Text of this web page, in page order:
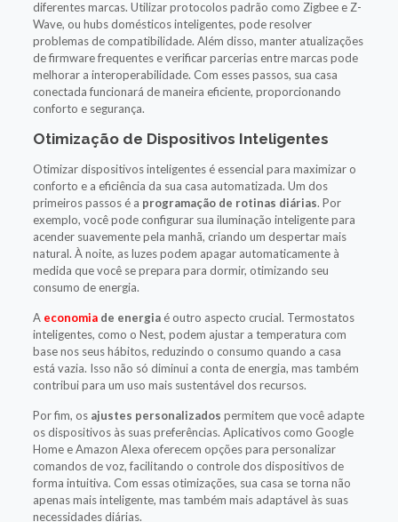
diferentes marcas. Utilizar protocolos padrão como Zigbee e Z-
Wave, ou hubs domésticos inteligentes, pode resolver
problemas de compatibilidade. Além disso, manter atualizações
de firmware frequentes e verificar parcerias entre marcas pode
melhorar a interoperabilidade. Com esses passos, sua casa
conectada funcionará de maneira eficiente, proporcionando
conforto e segurança.
Otimização de Dispositivos Inteligentes
Otimizar dispositivos inteligentes é essencial para maximizar o
conforto e a eficiência da sua casa automatizada. Um dos
primeiros passos é a programação de rotinas diárias. Por
exemplo, você pode configurar sua iluminação inteligente para
acender suavemente pela manhã, criando um despertar mais
natural. À noite, as luzes podem apagar automaticamente à
medida que você se prepara para dormir, otimizando seu
consumo de energia.
A economiade energiaé outro aspecto crucial. Termostatos
inteligentes, como o Nest, podem ajustar a temperatura com
base nos seus hábitos, reduzindo o consumo quando a casa
está vazia. Isso não só diminui a conta de energia, mas também
contribui para um uso mais sustentável dos recursos.
Por fim, os ajustes personalizados permitem que você adapte
os dispositivos às suas preferências. Aplicativos como Google
Home e Amazon Alexa oferecem opções para personalizar
comandos de voz, facilitando o controle dos dispositivos de
forma intuitiva. Com essas otimizações, sua casa se torna não
apenas mais inteligente, mas também mais adaptável às suas
necessidades diárias.